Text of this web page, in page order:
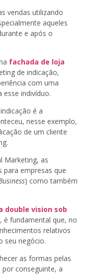
vendas utilizando
aqueles
e após o
fachada de loja
de indicação,
com uma
esse indivíduo.
é a
nesse exemplo,
de um cliente
Marketing, as
empresas que
) como também
double vision sob
é fundamental que, no
relativos
seu negócio.
as formas pelas
conseguinte, a